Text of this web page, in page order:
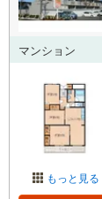
マンション
もっと見る